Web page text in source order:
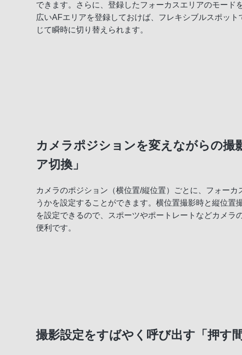
できます。さらに、登録したフォーカスエリアのモー
広いAFエリアを登録しておけば、フレキシブルスポッ
じて瞬時に切り替えられます。
カメラポジションを変えながらの撮
ア切換」
カメラのポジション（横位置/縦位置）ごとに、フォー
うかを設定することができます。横位置撮影時と縦位
を設定できるので、スポーツやポートレートなどカメラ
便利です。
撮影設定をすばやく呼び出す「押す